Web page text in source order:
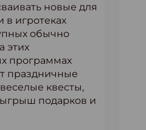
новые для
в игротеках
обычно
этих
программах
праздничные
квесты,
подарков и